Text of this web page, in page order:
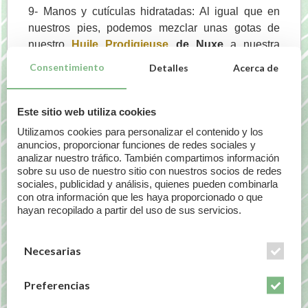
9- Manos y cutículas hidratadas: Al igual que en
nuestros pies, podemos mezclar unas gotas de
nuestro Huile Prodigieuse de Nuxea nuestra
minutos y tendremos unas manos nutridas e
hidratadas.
Este tratamiento intensivo aporta un extra
“antiedad» a nuestras manos gracias a los
antioxidante que posee elHuile Prodigiusede
Nuxe .
Siempre que hayamos tomado de forma
responsable el sol podemos mezclar unas gotas
con nuestro After
Consentimiento Detalles Acerca de
Este sitio web utiliza cookies
Utilizamos cookies para personalizar el contenido y los
anuncios, proporcionar funciones de redes sociales y
analizar nuestro tráfico. También compartimos información
sobre su uso de nuestro sitio con nuestros socios de redes
sociales, publicidad y análisis, quienes pueden combinarla
con otra información que les haya proporcionado o que
hayan recopilado a partir del uso de sus servicios.
Necesarias
Preferencias